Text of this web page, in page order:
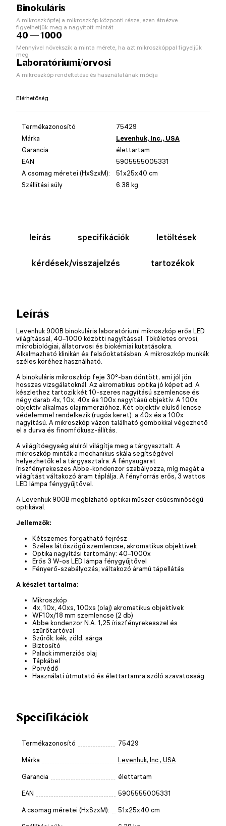
Binokuláris
A mikroszkópfej a mikroszkóp központi része, ezen átnézve
figyelhetjük meg a nagyított mintát
40 — 1000
Mennyivel növekszik a minta mérete, ha azt mikroszkóppal figyeljük
meg
Laboratóriumi/orvosi
A mikroszkóp rendeltetése és használatának módja
Elérhetőség
Termékazonosító
75429
Márka
Levenhuk, Inc., USA
Garancia
élettartam
EAN
5905555005331
A csomag méretei (HxSzxM):
51x25x40 cm
Szállítási súly
6.38 kg
leírás specifikációk letöltések
kérdések/visszajelzés tartozékok
Leírás
Levenhuk 900B binokuláris laboratóriumi mikroszkóp erős LED
világítással, 40–1000 közötti nagyítással. Tökéletes orvosi,
mikrobiológiai, állatorvosi és biokémiai kutatásokra.
Alkalmazható klinikán és felsőoktatásban. A mikroszkóp munkák
széles köréhez használható.
A binokuláris mikroszkóp feje 30°-ban döntött, ami jól jön
hosszas vizsgálatoknál. Az akromatikus optika jó képet ad. A
készlethez tartozik két 10-szeres nagyítású szemlencse és
négy darab 4x, 10x, 40x és 100x nagyítású objektív. A 100x
objektív alkalmas olajimmerzióhoz. Két objektív elülső lencse
védelemmel rendelkezik (rugós keret): a 40x és a 100x
nagyítású. A mikroszkóp vázon található gombokkal végezhető
el a durva és finomfókusz-állítás.
A világítóegység alulról világítja meg a tárgyasztalt. A
mikroszkóp minták a mechanikus skála segítségével
helyezhetők el a tárgyasztalra. A fénysugarat
íriszfényrekeszes Abbe-kondenzor szabályozza, míg magát a
világítást váltakozó áram táplálja. A fényforrás erős, 3 wattos
LED lámpa fénygyűjtővel.
A Levenhuk 900B megbízható optikai műszer csúcsminőségű
optikával.
Jellemzők:
Kétszemes forgatható fejrész
Széles látószögű szemlencse, akromatikus objektívek
Optika nagyítási tartomány: 40–1000x
Erős 3 W-os LED lámpa fénygyűjtővel
Fényerő-szabályozás; váltakozó áramú tápellátás
A készlet tartalma:
Mikroszkóp
4x, 10x, 40xs, 100xs (olaj) akromatikus objektívek
WF10x/18 mm szemlencse (2 db)
Abbe kondenzor N.A. 1,25 íriszfényrekesszel és
szűrőtartóval
Szűrők: kék, zöld, sárga
Biztosító
Palack immerziós olaj
Tápkábel
Porvédő
Használati útmutató és élettartamra szóló szavatosság
Specifikációk
Termékazonosító 75429
Márka Levenhuk, Inc., USA
Garancia élettartam
EAN 5905555005331
A csomag méretei (HxSzxM): 51x25x40 cm